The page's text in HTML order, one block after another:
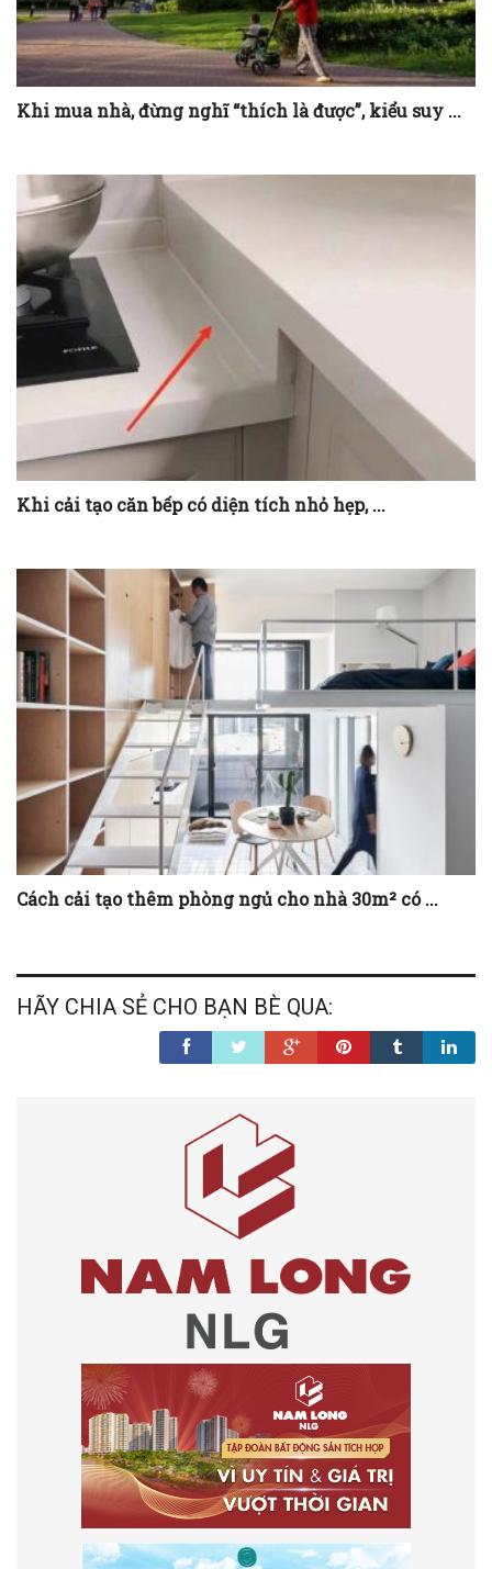
Khi mua nhà, đừng nghĩ “thích là được”, kiểu suy ...
Khi cải tạo căn bếp có diện tích nhỏ hẹp, ...
Cách cải tạo thêm phòng ngủ cho nhà 30m² có ...
HÃY CHIA SẺ CHO BẠN BÈ QUA: